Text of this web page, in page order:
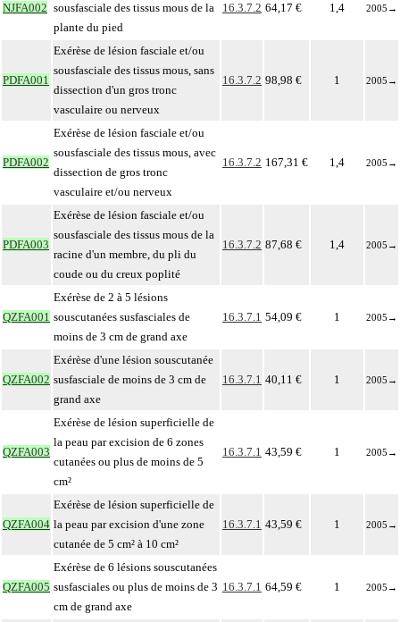
NJFA002 sousfasciale des tissus mous de la
plante du pied
16.3.7.2 64,17 € 1,4 2005 →
PDFA001
Exérèse de lésion fasciale et/ou
sousfasciale des tissus mous, sans
dissection d'un gros tronc
vasculaire ou nerveux
16.3.7.2 98,98 € 1 2005 →
PDFA002
Exérèse de lésion fasciale et/ou
sousfasciale des tissus mous, avec
dissection de gros tronc
vasculaire et/ou nerveux
16.3.7.2 167,31 € 1,4 2005 →
PDFA003
Exérèse de lésion fasciale et/ou
sousfasciale des tissus mous de la
racine d'un membre, du pli du
coude ou du creux poplité
16.3.7.2 87,68 € 1,4 2005 →
QZFA001
Exérèse de 2 à 5 lésions
souscutanées susfasciales de
moins de 3 cm de grand axe
16.3.7.1 54,09 € 1 2005 →
QZFA002
Exérèse d'une lésion souscutanée
susfasciale de moins de 3 cm de
grand axe
16.3.7.1 40,11 € 1 2005 →
QZFA003
Exérèse de lésion superficielle de
la peau par excision de 6 zones
cutanées ou plus de moins de 5
cm²
16.3.7.1 43,59 € 1 2005 →
QZFA004
Exérèse de lésion superficielle de
la peau par excision d'une zone
cutanée de 5 cm² à 10 cm²
16.3.7.1 43,59 € 1 2005 →
QZFA005
Exérèse de 6 lésions souscutanées
susfasciales ou plus de moins de 3
cm de grand axe
16.3.7.1 64,59 € 1 2005 →